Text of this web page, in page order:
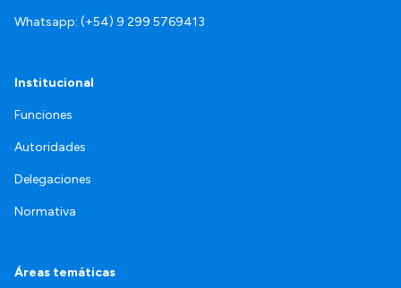
Whatsapp: (+54) 9 299 5769413
Institucional
Funciones
Autoridades
Delegaciones
Normativa
Áreas temáticas